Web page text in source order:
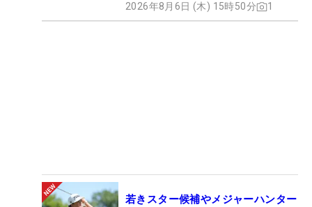
2026年8月6日 (木) 15時50分 1
若きスター候補やメジャーハンター